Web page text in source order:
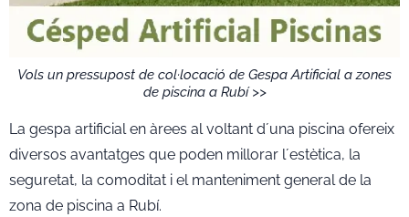
Vols un pressupost de col·locació de Gespa Artificial a zones
de piscina a Rubí >>
La gespa artificial en àrees al voltant d´una piscina ofereix
diversos avantatges que poden millorar l´estètica, la
seguretat, la comoditat i el manteniment general de la
zona de piscina a Rubí.